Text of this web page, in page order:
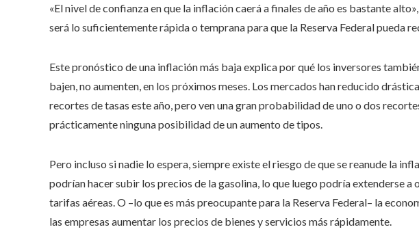
«El nivel de confianza en que la inflación caerá a finales de año es bastante
será lo suficientemente rápida o temprana para que la Reserva Federal pueda
Este pronóstico de una inflación más baja explica por qué los inversores
bajen, no aumenten, en los próximos meses. Los mercados han reducido
recortes de tasas este año, pero ven una gran probabilidad de uno o dos
prácticamente ninguna posibilidad de un aumento de tipos.
Pero incluso si nadie lo espera, siempre existe el riesgo de que se reanude la
podrían hacer subir los precios de la gasolina, lo que luego podría extenderse
tarifas aéreas. O –lo que es más preocupante para la Reserva Federal– la
las empresas aumentar los precios de bienes y servicios más rápidamente.